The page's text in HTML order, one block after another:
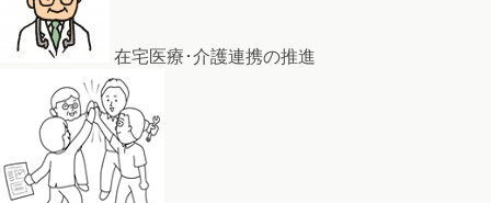
在宅医療･介護連携の推進